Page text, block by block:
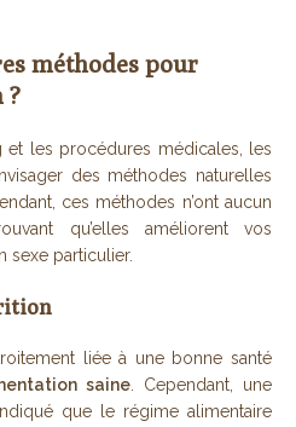
méthodes pour
?
les procédures médicales, les
des méthodes naturelles
ces méthodes n’ont aucun
qu’elles améliorent vos
sexe particulier.
liée à une bonne santé
saine . Cependant, une
que le régime alimentaire